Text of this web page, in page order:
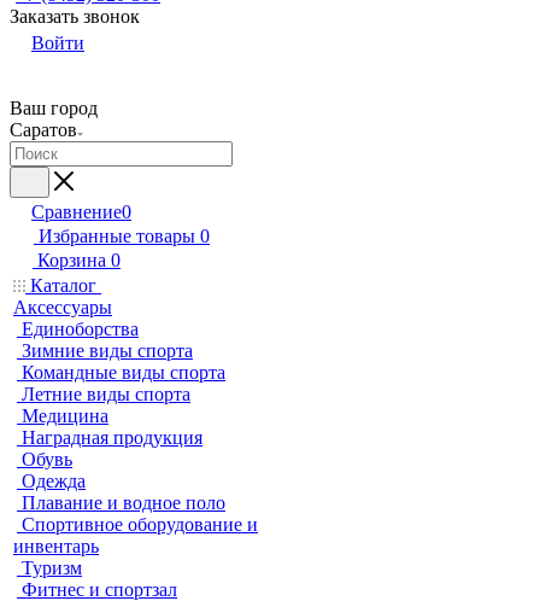
Заказать звонок
Войти
Ваш город
Саратов
Сравнение0
Избранные товары 0
Корзина 0
Каталог
Аксессуары
Единоборства
Зимние виды спорта
Командные виды спорта
Летние виды спорта
Медицина
Наградная продукция
Обувь
Одежда
Плавание и водное поло
Спортивное оборудование и
инвентарь
Туризм
Фитнес и спортзал